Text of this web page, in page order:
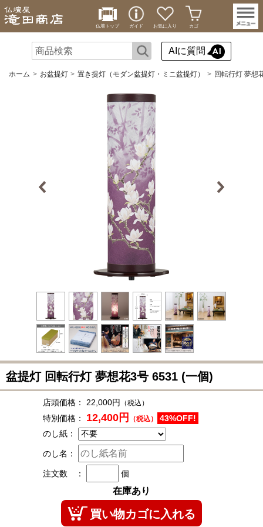
仏壇トップ ガイド お気に入り カゴ
AIに質問
ホーム お盆提灯 置き提灯（モダン盆提灯・ミニ盆提灯） 回転行灯 夢想
盆提灯 回転行灯 夢想花3号 6531 (一個)
店頭価格： 22,000円 （税込）
特別価格： 12,400円 （税込）
43%OFF!
のし紙：
のし名：
注文数 ： 個
在庫あり